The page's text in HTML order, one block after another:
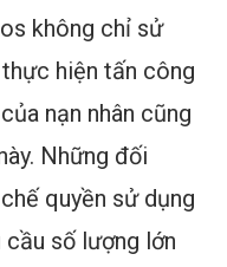
không chỉ sử
hiện tấn công
nạn nhân cũng
Những đối
quyền sử dụng
số lượng lớn